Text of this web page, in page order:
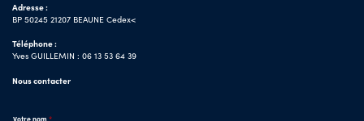
Adresse :
BP 50245 21207 BEAUNE Cedex<
Téléphone :
Yves GUILLEMIN : 06 13 53 64 39
Nous contacter
Votre nom *